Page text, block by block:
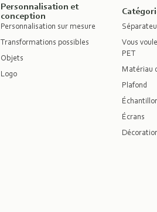
Personnalisation et
conception
Personnalisation sur mesure
Transformations possibles
Objets
Logo
Vous
PET
Matériau
Plafond
Écrans